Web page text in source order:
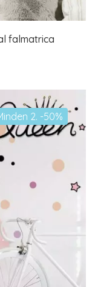
falmatrica
2. -50%